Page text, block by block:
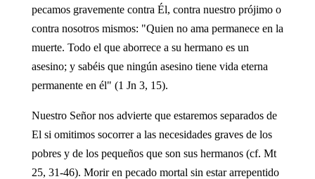
pecamos gravemente contra Él, contra nuestro prójimo o
contra nosotros mismos: "Quien no ama permanece en la
muerte. Todo el que aborrece a su hermano es un
asesino; y sabéis que ningún asesino tiene vida eterna
permanente en él" (1 Jn 3, 15).
Nuestro Señor nos advierte que estaremos separados de
El si omitimos socorrer a las necesidades graves de los
pobres y de los pequeños que son sus hermanos (cf. Mt
25, 31-46). Morir en pecado mortal sin estar arrepentido